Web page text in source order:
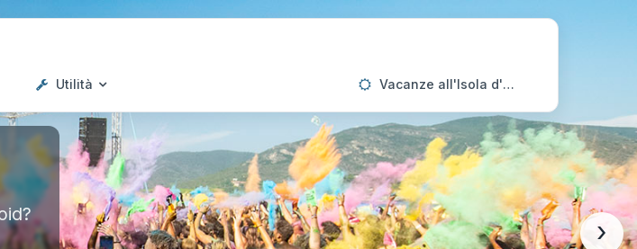
Utilità Vacanze all'Isola d'Elba
›